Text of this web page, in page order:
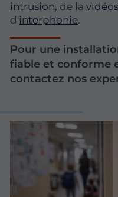
intrusion, de la
d'interphonie.
Pour une
fiable et conforme
contactez nos